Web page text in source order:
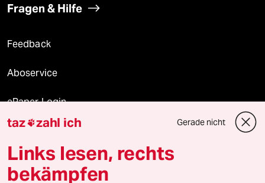
Fragen & Hilfe
Feedback
Aboservice
ePaper Login
Downloads für Abonnierende
taz zahl ich Gerade nicht
Links lesen, rechts
bekämpfen